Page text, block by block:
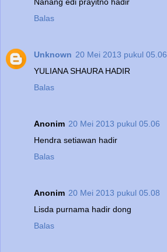
Nanang edi prayitno hadir
Balas
Unknown 20 Mei 2013 pukul 05.06
YULIANA SHAURA HADIR
Balas
Anonim 20 Mei 2013 pukul 05.06
Hendra setiawan hadir
Balas
Anonim 20 Mei 2013 pukul 05.08
Lisda purnama hadir dong
Balas